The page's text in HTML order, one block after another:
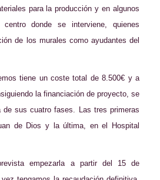
para la producción y en algunos
donde se interviene, quienes
de los murales como ayudantes del
tiene un coste total de 8.500€ y a
la financiación de proyecto, se
de sus cuatro fases. Las tres primeras
de Dios y la última, en el Hospital
empezarla a partir del 15 de